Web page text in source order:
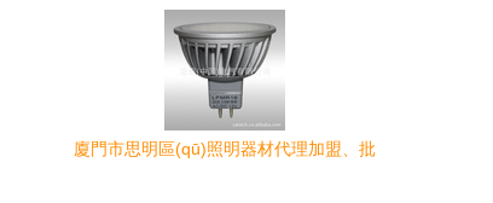
廈門市思明區(qū)照明器材代理加盟、批